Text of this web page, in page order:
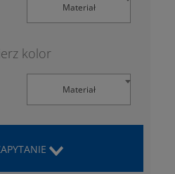
Materiał
kolor
Materiał